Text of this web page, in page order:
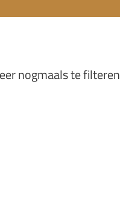
nogmaals te filteren